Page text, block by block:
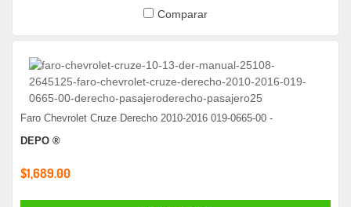
Comparar
Faro Chevrolet Cruze Derecho 2010-2016 019-0665-00 -
DEPO ®
$1,689.00